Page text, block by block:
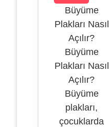
Büyüme
Plakları Nasıl
Açılır?
Büyüme
Plakları Nasıl
Açılır?
Büyüme
plakları,
çocuklarda